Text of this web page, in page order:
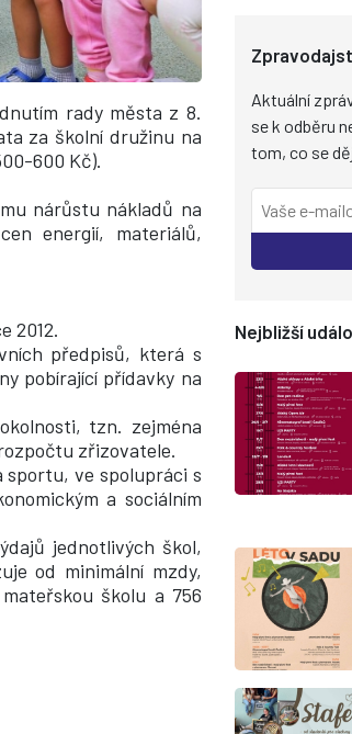
rady města z 8.
za školní družinu na
600 Kč).
nárůstu nákladů na
energií, materiálů,
2012.
předpisů, která s
pobírající přídavky na
tzn. zejména
zřizovatele.
sportu, ve spolupráci s
a sociálním
jednotlivých škol,
od minimální mzdy,
školu a 756
Aktuální
se k odběru
tom, co se
Nejbližší